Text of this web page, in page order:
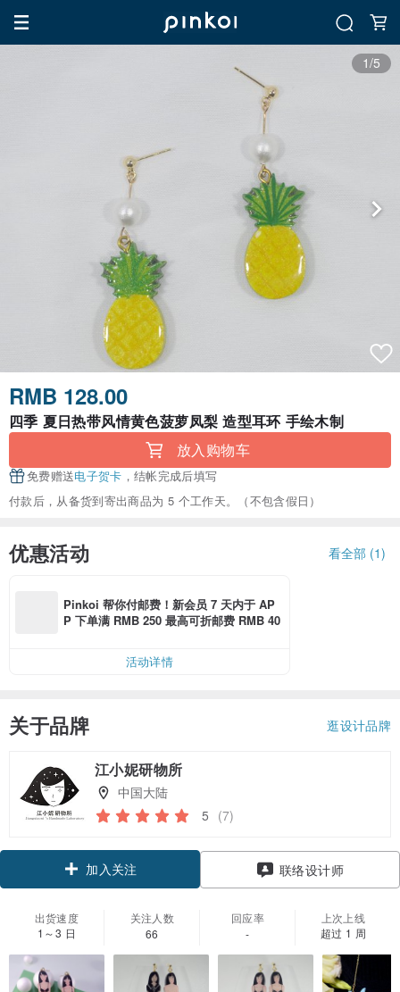
1/5
RMB 128.00
四季 夏日热带风情黄色菠萝凤梨 造型耳环 手绘木制
放入购物车
免费赠送电子贺卡 ，结帐完成后填写
付款后，从备货到寄出商品为 5 个工作天。（不包含假日）
优惠活动 看全部 (1)
Pinkoi 帮你付邮费！新会员 7 天内于 AP
P 下单满 RMB 250 最高可折邮费 RMB 40
活动详情
关于品牌 逛设计品牌
江小妮研物所
中国大陆
5 (7)
加入关注 联络设计师
出货速度
1～3 日
关注人数
66
回应率
-
上次上线
超过 1 周